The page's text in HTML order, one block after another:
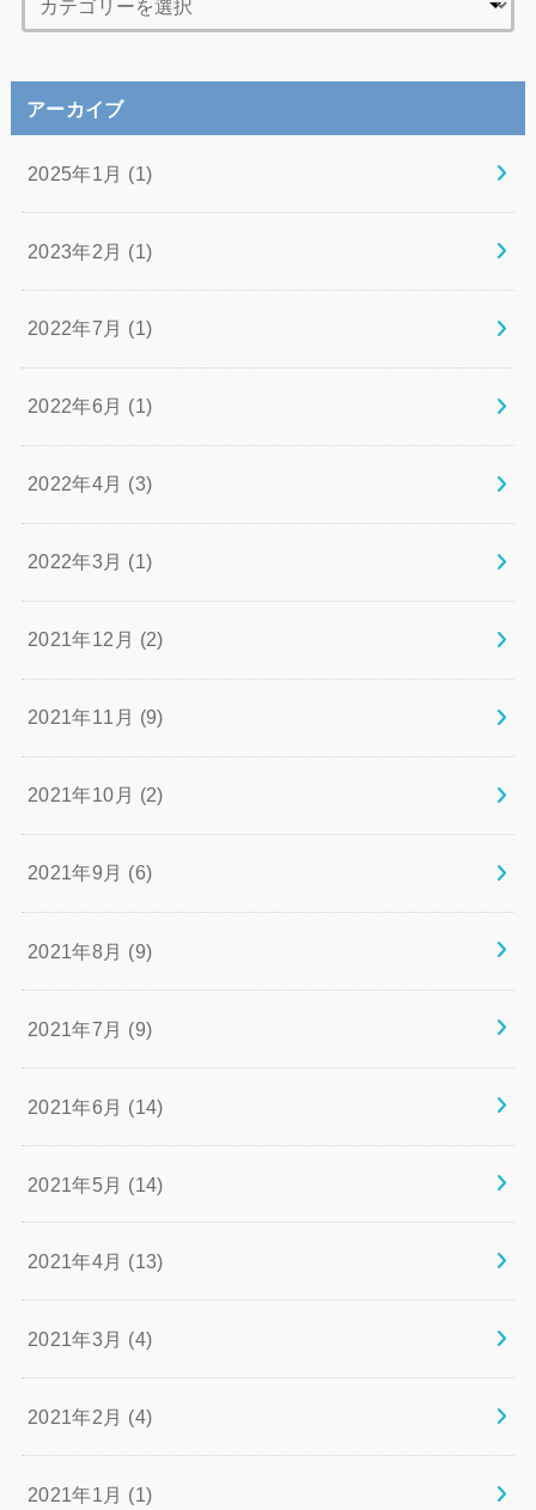
アーカイブ
2025年1月 (1)
2023年2月 (1)
2022年7月 (1)
2022年6月 (1)
2022年4月 (3)
2022年3月 (1)
2021年12月 (2)
2021年11月 (9)
2021年10月 (2)
2021年9月 (6)
2021年8月 (9)
2021年7月 (9)
2021年6月 (14)
2021年5月 (14)
2021年4月 (13)
2021年3月 (4)
2021年2月 (4)
2021年1月 (1)